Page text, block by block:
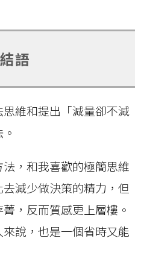
結語
維和提出「減量卻不減
，和我喜歡的極簡思維
減少做決策的精力，但
，反而質感更上層樓。
說，也是一個省時又能